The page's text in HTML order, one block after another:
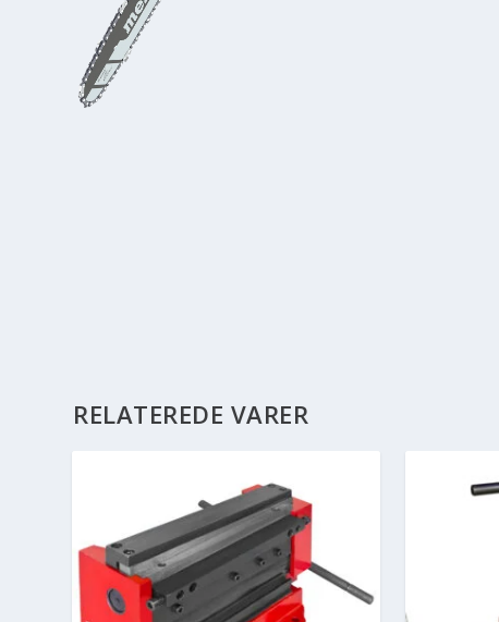
RELATEREDE VARER